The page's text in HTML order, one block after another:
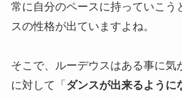
常に自分のペースに持っていこう
スの性格が出ていますよね。
そこで、ルーデウスはある事に気
に対して「 ダンスが出来るように